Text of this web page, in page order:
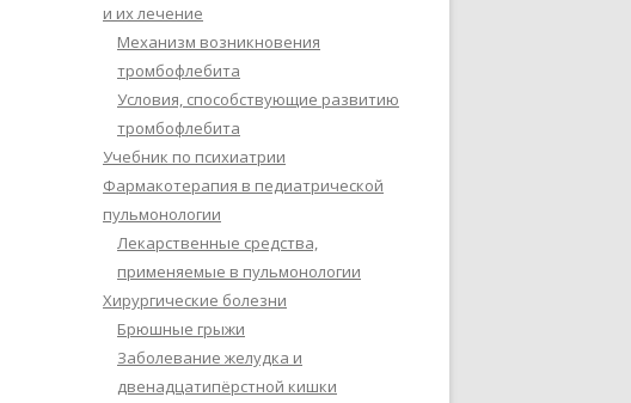
и их лечение
Механизм возникновения
тромбофлебита
Условия, способствующие развитию
тромбофлебита
Учебник по психиатрии
Фармакотерапия в педиатрической
пульмонологии
Лекарственные средства,
применяемые в пульмонологии
Хирургические болезни
Брюшные грыжи
Заболевание желудка и
двенадцатипёрстной кишки